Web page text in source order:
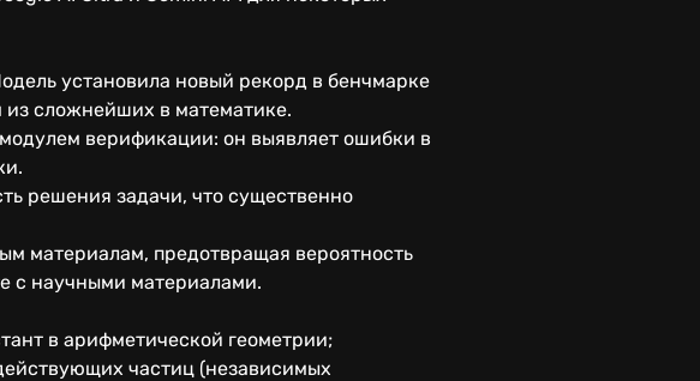
установила новый рекорд в бенчмарке
из сложнейших в математике.
верификации: он выявляет ошибки в
решения задачи, что существенно
материалам, предотвращая вероятность
с научными материалами.
в арифметической геометрии;
частиц (независимых